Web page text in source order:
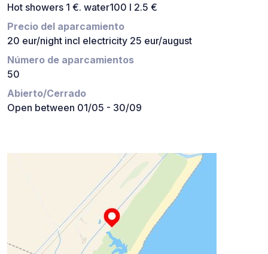
Hot showers 1 €. water100 l 2.5 €
Precio del aparcamiento
20 eur/night incl electricity 25 eur/august
Número de aparcamientos
50
Abierto/Cerrado
Open between 01/05 - 30/09